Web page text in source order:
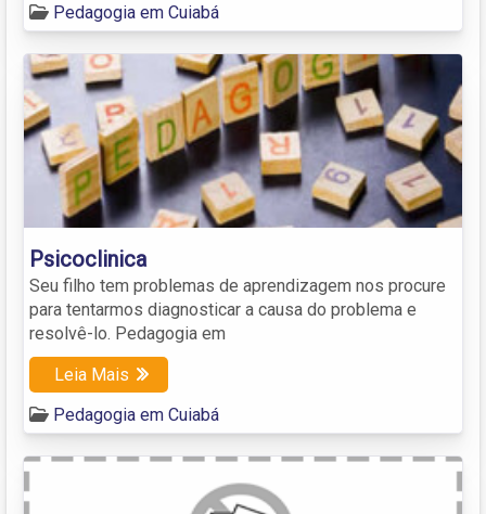
Pedagogia em Cuiabá
Psicoclinica
Seu filho tem problemas de aprendizagem nos procure
para tentarmos diagnosticar a causa do problema e
resolvê-lo. Pedagogia em
Leia Mais
Pedagogia em Cuiabá